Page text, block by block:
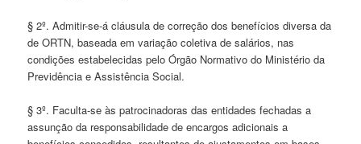
§ 2º. Admitir-se-á cláusula de correção dos benefícios diversa da
de ORTN, baseada em variação coletiva de salários, nas
condições estabelecidas pelo Órgão Normativo do Ministério da
Previdência e Assistência Social.
§ 3º. Faculta-se às patrocinadoras das entidades fechadas a
assunção da responsabilidade de encargos adicionais a